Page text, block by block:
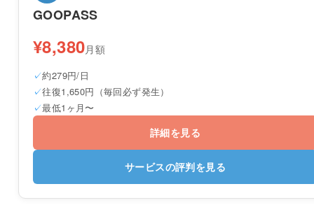
GOOPASS
¥8,380月額
約279円/日
往復1,650円（毎回必ず発生）
最低1ヶ月〜
詳細を見る
サービスの評判を見る